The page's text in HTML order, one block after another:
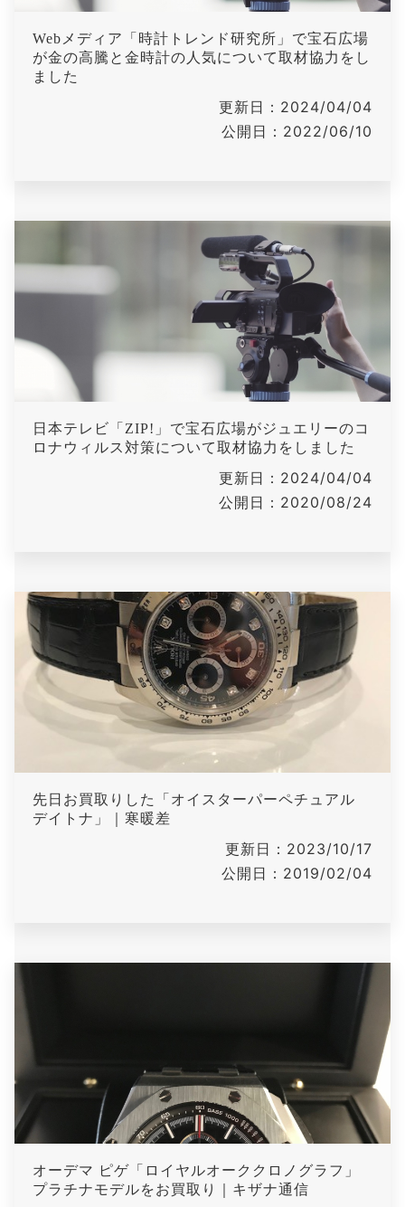
Webメディア「時計トレンド研究所」で宝石広場
が金の高騰と金時計の人気について取材協力をし
ました
更新日：2024/04/04
公開日：2022/06/10
日本テレビ「ZIP!」で宝石広場がジュエリーのコ
ロナウィルス対策について取材協力をしました
更新日：2024/04/04
公開日：2020/08/24
先日お買取りした「オイスターパーペチュアル
デイトナ」｜寒暖差
更新日：2023/10/17
公開日：2019/02/04
オーデマ ピゲ「ロイヤルオーククロノグラフ」
プラチナモデルをお買取り｜キザナ通信